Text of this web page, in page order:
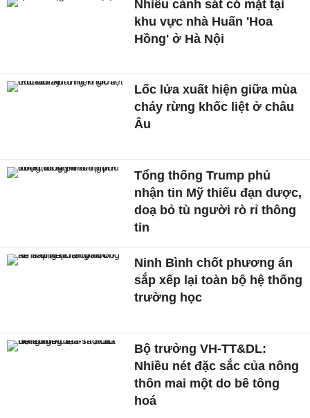
Nhiều cảnh sát có mặt tại
khu vực nhà Huấn 'Hoa
Hồng' ở Hà Nội
Lốc lửa xuất hiện giữa mùa
cháy rừng khốc liệt ở châu
Âu
Tổng thống Trump phủ
nhận tin Mỹ thiếu đạn dược,
doạ bỏ tù người rò rỉ thông
tin
Ninh Bình chốt phương án
sắp xếp lại toàn bộ hệ thống
trường học
Bộ trưởng VH-TT&DL:
Nhiều nét đặc sắc của nông
thôn mai một do bê tông
hoá